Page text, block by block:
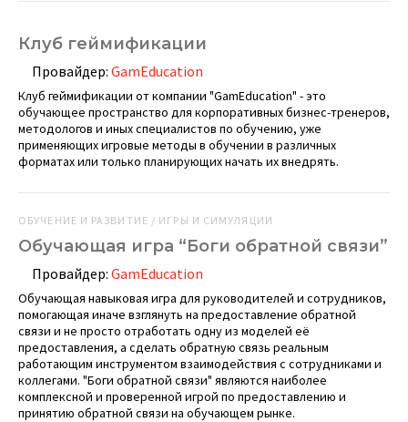
Клуб геймификации
Провайдер: GamEducation
Клуб геймификации от компании "GamEducation" - это
обучающее пространство для корпоративных бизнес-тренеров,
методологов и иных специалистов по обучению, уже
применяющих игровые методы в обучении в различных
форматах или только планирующих начать их внедрять.
ОБУЧЕНИЕ И РАЗВИТИЕ / ИГРЫ И СИМУЛЯЦИИ
Обучающая игра “Боги обратной связи”
Провайдер: GamEducation
Обучающая навыковая игра для руководителей и сотрудников,
помогающая иначе взглянуть на предоставление обратной
связи и не просто отработать одну из моделей её
предоставления, а сделать обратную связь реальным
работающим инструментом взаимодействия с сотрудниками и
коллегами. "Боги обратной связи" являются наиболее
комплексной и проверенной игрой по предоставлению и
принятию обратной связи на обучающем рынке.